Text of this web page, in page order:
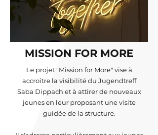
MISSION FOR MORE
Le projet "Mission for More" vise à
accroître la visibilité du Jugendtreff
Saba Dippach et à attirer de nouveaux
jeunes en leur proposant une visite
guidée de la structure.